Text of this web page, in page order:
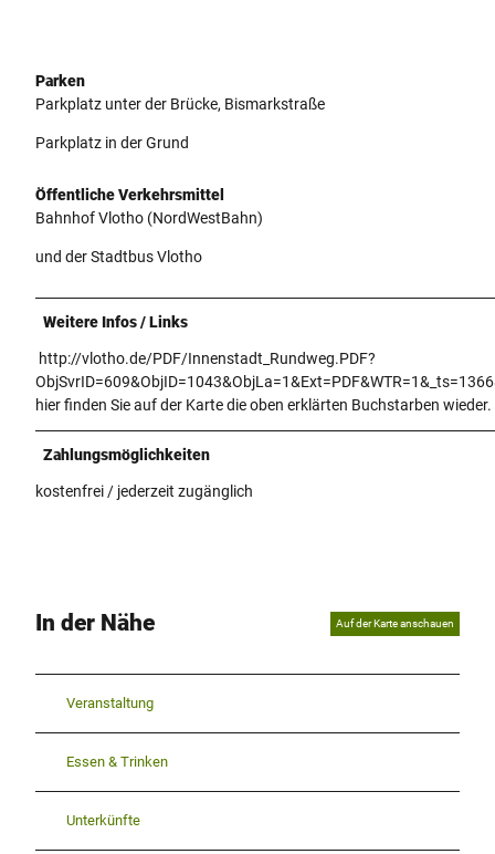
Parken
Parkplatz unter der Brücke, Bismarkstraße
Parkplatz in der Grund
Öffentliche Verkehrsmittel
Bahnhof Vlotho (NordWestBahn)
und der Stadtbus Vlotho
Weitere Infos / Links
http://vlotho.de/PDF/Innenstadt_Rundweg.PDF?
hier finden Sie auf der Karte die oben erklärten Buchstarben wieder.
Zahlungsmöglichkeiten
kostenfrei / jederzeit zugänglich
In der Nähe Auf der Karte anschauen
Veranstaltung
Essen & Trinken
Unterkünfte